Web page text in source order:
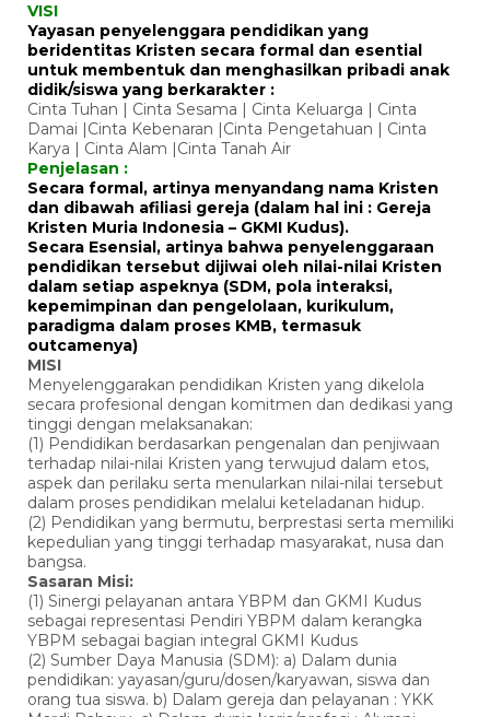
VISI
Yayasan penyelenggara pendidikan yang
beridentitas Kristen secara formal dan esential
untuk membentuk dan menghasilkan pribadi anak
didik/siswa yang berkarakter :
Cinta Tuhan | Cinta Sesama | Cinta Keluarga | Cinta
Damai |Cinta Kebenaran |Cinta Pengetahuan | Cinta
Karya | Cinta Alam |Cinta Tanah Air
Penjelasan :
Secara formal, artinya menyandang nama Kristen
dan dibawah afiliasi gereja (dalam hal ini : Gereja
Kristen Muria Indonesia – GKMI Kudus).
Secara Esensial, artinya bahwa penyelenggaraan
pendidikan tersebut dijiwai oleh nilai-nilai Kristen
dalam setiap aspeknya (SDM, pola interaksi,
kepemimpinan dan pengelolaan, kurikulum,
paradigma dalam proses KMB, termasuk
outcamenya)
MISI
Menyelenggarakan pendidikan Kristen yang dikelola
secara profesional dengan komitmen dan dedikasi yang
tinggi dengan melaksanakan:
(1) Pendidikan berdasarkan pengenalan dan penjiwaan
terhadap nilai-nilai Kristen yang terwujud dalam etos,
aspek dan perilaku serta menularkan nilai-nilai tersebut
dalam proses pendidikan melalui keteladanan hidup.
(2) Pendidikan yang bermutu, berprestasi serta memiliki
kepedulian yang tinggi terhadap masyarakat, nusa dan
bangsa.
Sasaran Misi:
(1) Sinergi pelayanan antara YBPM dan GKMI Kudus
sebagai representasi Pendiri YBPM dalam kerangka
YBPM sebagai bagian integral GKMI Kudus
(2) Sumber Daya Manusia (SDM): a) Dalam dunia
pendidikan: yayasan/guru/dosen/karyawan, siswa dan
orang tua siswa. b) Dalam gereja dan pelayanan : YKK